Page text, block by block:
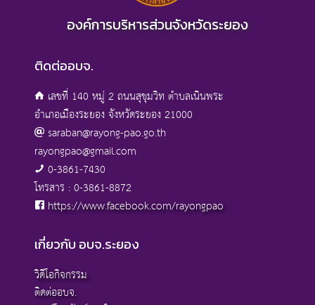
องค์การบริหารส่วนจังหวัดระยอง
ติดต่ออบจ.
เลขที่ 140 หมู่ 2 ถนนสุขุมวิท ตำบลเนินพระ
อำเภอเมืองระยอง จังหวัดระยอง 21000
saraban@rayong-pao.go.th
rayongpao@gmail.com
0-3861-7430
โทรสาร : 0-3861-8872
https://www.facebook.com/rayongpao
เกี่ยวกับ อบจ.ระยอง
วิดีโอกิจกรรม
ติดต่ออบจ.